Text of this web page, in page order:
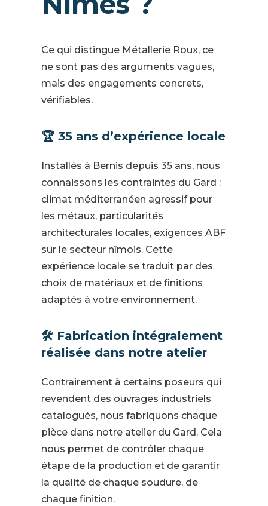
Ce qui distingue Métallerie Roux, ce
ne sont pas des arguments vagues,
mais des engagements concrets,
vérifiables.
🏆 35 ans d’expérience locale
Installés à Bernis depuis 35 ans, nous
connaissons les contraintes du Gard :
climat méditerranéen agressif pour
les métaux, particularités
architecturales locales, exigences ABF
sur le secteur nîmois. Cette
expérience locale se traduit par des
choix de matériaux et de finitions
adaptés à votre environnement.
🛠️ Fabrication intégralement
réalisée dans notre atelier
Contrairement à certains poseurs qui
revendent des ouvrages industriels
catalogués, nous fabriquons chaque
pièce dans notre atelier du Gard. Cela
nous permet de contrôler chaque
étape de la production et de garantir
la qualité de chaque soudure, de
chaque finition.